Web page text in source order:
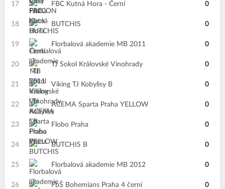
17 FBC Kutná Hora - Černí 0
18 BUTCHIS 0
19 Florbalová akademie MB 2011 0
20 TJ Sokol Královské Vinohrady 0
21 Viking TJ Kobylisy B 0
22 ACEMA Sparta Praha YELLOW 0
23 Flobo Praha 0
24 BUTCHIS B 0
25 Florbalová akademie MB 2012 0
26 FbŠ Bohemians Praha 4 černí 0